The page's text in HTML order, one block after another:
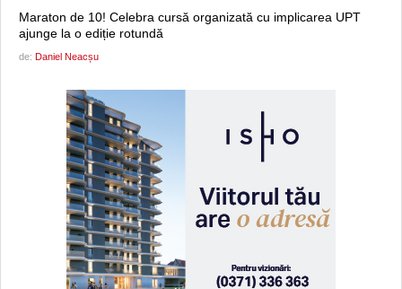
Maraton de 10! Celebra cursă organizată cu implicarea UPT
ajunge la o ediție rotundă
de: Daniel Neacșu